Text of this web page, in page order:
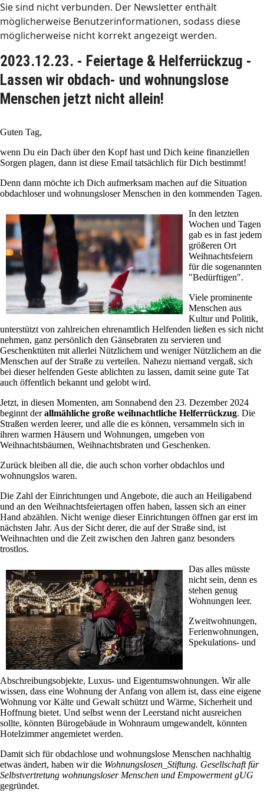
Sie sind nicht verbunden. Der Newsletter enthält
möglicherweise Benutzerinformationen, sodass diese
möglicherweise nicht korrekt angezeigt werden.
2023.12.23. - Feiertage & Helferrückzug -
Lassen wir obdach- und wohnungslose
Menschen jetzt nicht allein!